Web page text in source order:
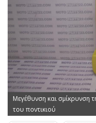
Μεγέθυνση και σμίκρυνση
του ποντικιού